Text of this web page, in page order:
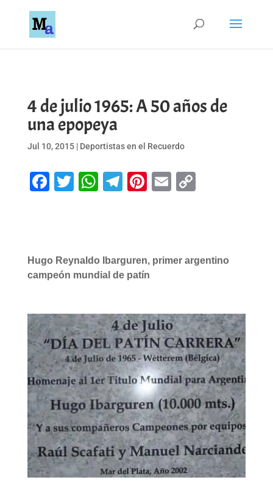
4 de julio 1965: A 50 años de
una epopeya
Jul 10, 2015| Deportistas en el Recuerdo
Facebook
Twitter
WhatsApp
Telegram
Pinterest
EmailCopy
Hugo Reynaldo Ibarguren, primer argentino
campeón mundial de patín